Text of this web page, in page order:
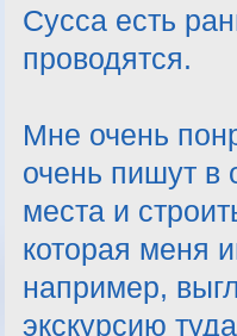
Сусса есть
проводятся.
Мне очень
очень пишут в
места и
которая меня
например,
экскурсию